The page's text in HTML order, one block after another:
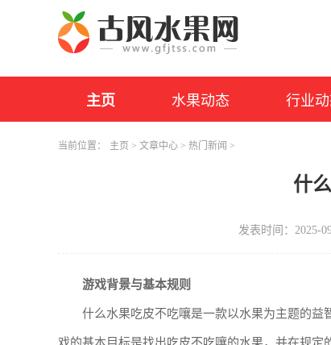
主页 水果动态 行业
当前位置： 主页 > 文章中心 > 热门新闻 >
什
发表时间：2025-
游戏背景与基本规则
什么水果吃皮不吃嚷是一款以水果为主题的